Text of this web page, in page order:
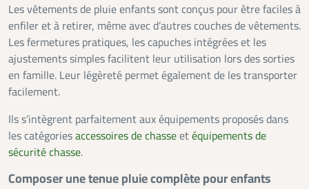
Les vêtements de pluie enfants sont conçus pour être faciles à
enfiler et à retirer, même avec d’autres couches de vêtements.
Les fermetures pratiques, les capuches intégrées et les
ajustements simples facilitent leur utilisation lors des sorties
en famille. Leur légèreté permet également de les transporter
facilement.
Ils s’intègrent parfaitement aux équipements proposés dans
les catégoriesaccessoires de chasseetéquipements de
sécurité chasse.
Composer une tenue pluie complète pour enfants